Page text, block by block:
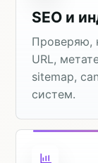
SEO и
Проверяю,
URL,
sitemap,
систем.